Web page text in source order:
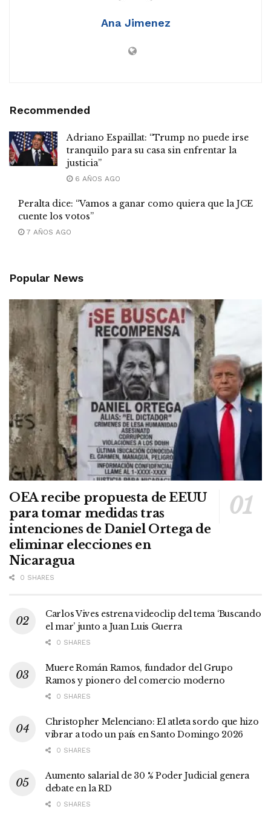
Ana Jimenez
Recommended
Adriano Espaillat: “Trump no puede irse
tranquilo para su casa sin enfrentar la
justicia”
6 AÑOS AGO
Peralta dice: “Vamos a ganar como quiera que la JCE
cuente los votos”
7 AÑOS AGO
Popular News
OEA recibe propuesta de EEUU
para tomar medidas tras
intenciones de Daniel Ortega de
eliminar elecciones en
Nicaragua
0 SHARES
Carlos Vives estrena videoclip del tema ‘Buscando
el mar’ junto a Juan Luis Guerra
0 SHARES
Muere Román Ramos, fundador del Grupo
Ramos y pionero del comercio moderno
0 SHARES
Christopher Melenciano: El atleta sordo que hizo
vibrar a todo un país en Santo Domingo 2026
0 SHARES
Aumento salarial de 30 % Poder Judicial genera
debate en la RD
0 SHARES